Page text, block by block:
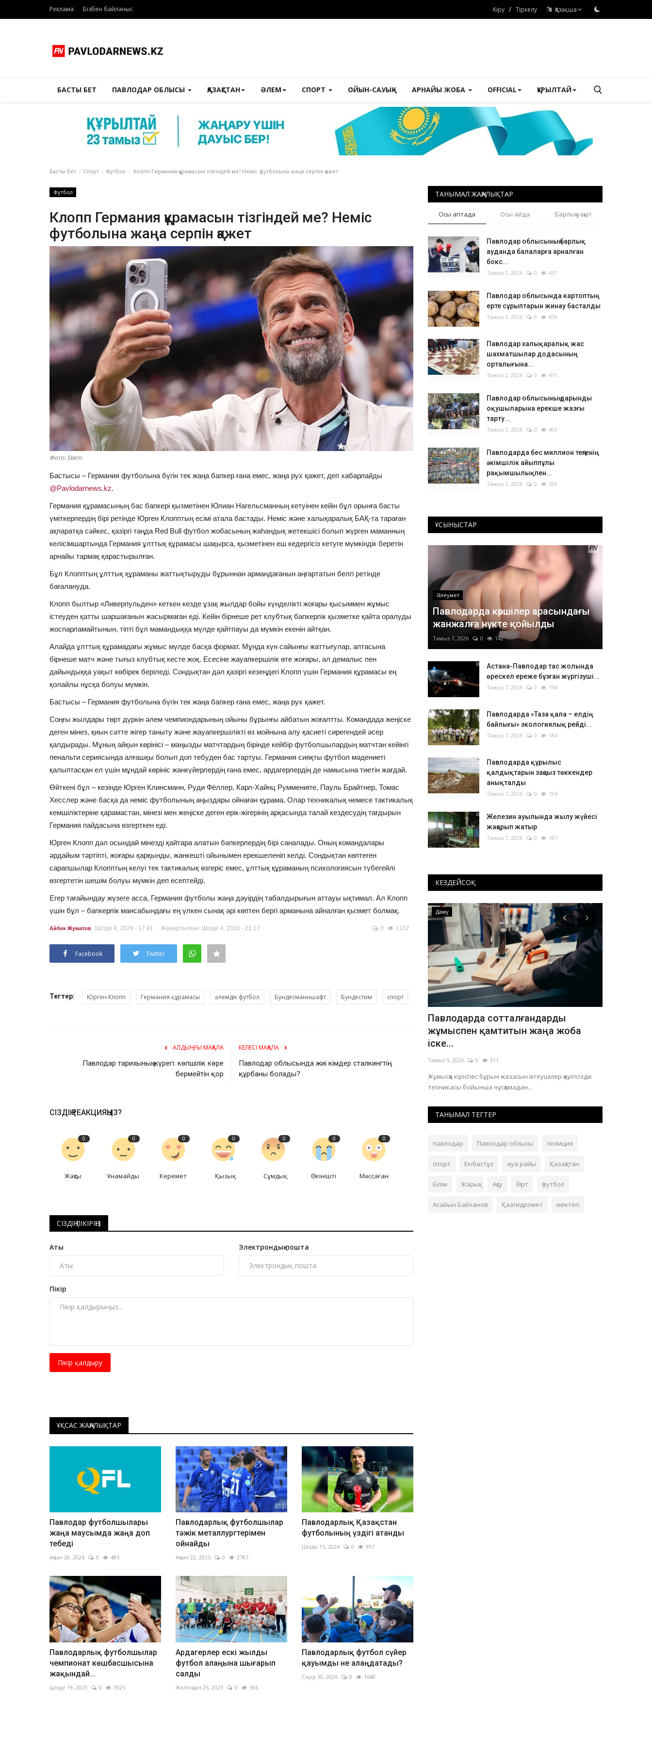
Реклама Бізбен байланыс Кіру / Тіркелу Қазақша
БАСТЫ БЕТ ПАВЛОДАР ОБЛЫСЫ ҚАЗАҚСТАН ӘЛЕМ СПОРТ ОЙЫН-САУЫҚ АРНАЙЫ ЖОБА OFFICIAL ҚҰРЫЛТАЙ
Басты бет Спорт Футбол Клопп Германия құрамасын тізгіндей ме? Неміс футболына жаңа серпін қажет
Футбол
Клопп Германия құрамасын тізгіндей ме? Неміс
футболына жаңа серпін қажет
Фото: Stern
Бастысы – Германия футболына бүгін тек жаңа бапкер ғана емес, жаңа рух қажет, деп хабарлайды
@Pavlodarnews.kz.
Германия құрамасының бас бапкері қызметінен Юлиан Нагельсманның кетуінен кейін бұл орынға басты
үміткерлердің бірі ретінде Юрген Клопптың есімі атала бастады. Неміс және халықаралық БАҚ-та тараған
ақпаратқа сәйкес, қазіргі таңда Red Bull футбол жобасының жаһандық жетекшісі болып жүрген маманның
келісімшартында Германия ұлттық құрамасы шақырса, қызметінен еш кедергісіз кетуге мүмкіндік беретін
арнайы тармақ қарастырылған.
Бұл Клопптың ұлттық құраманы жаттықтыруды бұрыннан армандағанын аңғартатын белгі ретінде
бағалануда.
Клопп былтыр «Ливерпульден» кеткен кезде ұзақ жылдар бойы күнделікті жоғары қысыммен жұмыс
істеуден қатты шаршағанын жасырмаған еді. Кейін бірнеше рет клубтық бапкерлік қызметке қайта оралуды
жоспарламайтынын, тіпті бұл мамандыққа мүлде қайтпауы да мүмкін екенін айтқан.
Алайда ұлттық құрамадағы жұмыс мүлде басқа формат. Мұнда күн сайынғы жаттығулар, аптасына
бірнеше матч және тығыз клубтық кесте жоқ. Есесіне жауапкершілік өте жоғары, ал демалыс пен
дайындыққа уақыт көбірек беріледі. Сондықтан дәл қазіргі кезеңдегі Клопп үшін Германия құрамасы ең
қолайлы нұсқа болуы мүмкін.
Бастысы – Германия футболына бүгін тек жаңа бапкер ғана емес, жаңа рух қажет.
Соңғы жылдары төрт дүркін әлем чемпиондарының ойыны бұрынғы айбатын жоғалтты. Командада жеңіске
деген мінез, қиын сәтте жігер таныту және жауапкершілікті өз мойнына алу қасиеті сирегендей әсер
қалдырады. Мұның айқын көрінісі – маңызды матчтардың бірінде кейбір футболшылардың матчтан кейінгі
пенальти сериясында алғашқы болып доп тебуден бас тартуы. Германия сияқты футбол мәдениеті
қалыптасқан ел үшін мұндай көрініс жанкүйерлердің ғана емес, ардагерлердің де намысына тиетін жағдай.
Өйткені бұл – кезінде Юрген Клинсманн, Руди Фёллер, Карл-Хайнц Румменигге, Пауль Брайтнер, Томас
Хесслер және басқа да неміс футболының аңыздары ойнаған құрама. Олар техникалық немесе тактикалық
кемшіліктеріне қарамастан, мінезі мен жеңіске деген ерік-жігерінің арқасында талай кездесудің тағдырын
Германия пайдасына өзгерткен еді.
Юрген Клопп дәл осындай мінезді қайтара алатын бапкерлердің бірі саналады. Оның командалары
әрдайым тәртіпті, жоғары қарқынды, жанкешті ойынымен ерекшеленіп келді. Сондықтан көптеген
сарапшылар Клопптың келуі тек тактикалық өзгеріс емес, ұлттық құраманың психологиясын түбегейлі
өзгертетін шешім болуы мүмкін деп есептейді.
Егер тағайындау жүзеге асса, Германия футболы жаңа дәуірдің табалдырығын аттауы ықтимал. Ал Клопп
үшін бұл – бапкерлік мансабындағы ең үлкен сынақ әрі көптен бергі арманына айналған қызмет болмақ.
Айбек Жуматов Шілде 4, 2026 - 17:41 Жаңартылған: Шілде 4, 2026 - 21:17 0 1157
Facebook Twitter
Тегтер: Юрген Клопп Германия құрамасы әлемдік футбол Бундесманншафт Бундестим спорт
АЛДЫҢҒЫ МАҚАЛА
Павлодар тарихының жүрегі: көпшілік көре
бермейтін қор
КЕЛЕСІ МАҚАЛА
Павлодар облысында жиі кімдер сталкингтің
құрбаны болады?
СІЗДІҢ РЕАКЦИЯҢЫЗ?
0
Жақсы
0
Ұнамайды
0
Керемет
0
Қызық
0
Сұмдық
0
Өкінішті
0
Мәссаған
СІЗДІҢ ПІКІРІҢІЗ
Аты Электрондық пошта
Пікір
Пікір қалдыру
ҰҚСАС ЖАҢАЛЫҚТАР
Павлодар футболшылары
жаңа маусымда жаңа доп
тебеді
Ақпан 28, 2024 0 485
Павлодарлық футболшылар
тәжік металлургтерімен
ойнайды
Ақпан 22, 2025 0 3787
Павлодарлық Қазақстан
футболының үздігі атанды
Шілде 15, 2024 0 997
Павлодарлық футболшылар
чемпионат көшбасшысына
жақындай...
Шілде 19, 2025 0 3925
Ардагерлер ескі жылды
футбол алаңына шығарып
салды
Желтоқсан 25, 2023 0 596
Павлодарлық футбол сүйер
қауымды не алаңдатады?
Сәуір 30, 2026 0 1640
ТАНЫМАЛ ЖАҢАЛЫҚТАР
Осы аптада Осы айда Барлық уақыт
Павлодар облысының барлық
ауданда балаларға арналған
бокс...
Тамыз 1, 2026 0 437
Павлодар облысында картоптың
ерте сұрыптарын жинау басталды
Тамыз 3, 2026 0 418
Павлодар халықаралық жас
шахматшылар додасының
орталығына...
Тамыз 2, 2026 0 411
Павлодар облысының дарынды
оқушыларына ерекше жазғы
тарту...
Тамыз 3, 2026 0 403
Павлодарда бес миллион теңгенің
әкімшілік айыппұлы
рақымшылықпен...
Тамыз 3, 2026 0 393
ҰСЫНЫСТАР
Әлеумет
Павлодарда көршілер арасындағы
жанжалға нүкте қойылды
Тамыз 7, 2026 0 142
Астана-Павлодар тас жолында
өрескел ереже бұзған жүргізуші...
Тамыз 7, 2026 0 194
Павлодарда «Таза қала – елдің
байлығы» экологиялық рейді...
Тамыз 7, 2026 0 184
Павлодарда құрылыс
қалдықтарын заңсыз төккендер
анықталды
Тамыз 7, 2026 0 194
Железин ауылында жылу жүйесі
жаңарып жатыр
Тамыз 7, 2026 0 187
КЕЗДЕЙСОҚ
Жауынгерлік өнер
Бұл жарыс оныншы рет өткізіліп отыр.
Білім
Тамыз 7, 2026
Үйде оқитын мүгедектігі бар балалардың ата-аналары
мемлекеттен өтемақы ала алады.
Даму
Павлодарда сотталғандарды
жұмыспен қамтитын жаңа жоба
іске...
Тамыз 5, 2026 0 311
Жұмысқа кіріспес бұрын жазасын өтеушілер қауіпсіздік
техникасы бойынша нұсқамадан...
ТАНЫМАЛ ТЕГТЕР
павлодар Павлодар облысы полиция
спорт Екібастұз ауа райы Қазақстан
Білім Жарық Ақсу Өрт футбол
Асайын Байханов Қазгидромет мектеп